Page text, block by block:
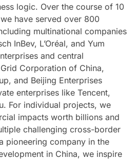
logic. Over the course of 10
have served over 800
multinational companies
InBev, L’Oréal, and Yum
and central
Corporation of China,
and Beijing Enterprises
enterprises like Tencent,
For individual projects, we
impacts worth billions and
challenging cross-border
pioneering company in the
in China, we inspire